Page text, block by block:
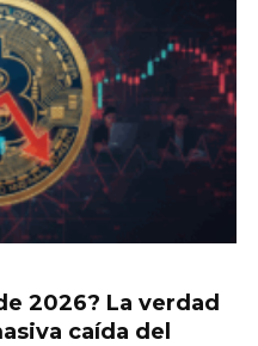
2026? La verdad
caída del